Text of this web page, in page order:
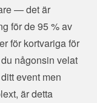
— det är
för de 95 % av
för kortvariga för
någonsin velat
event men
är detta